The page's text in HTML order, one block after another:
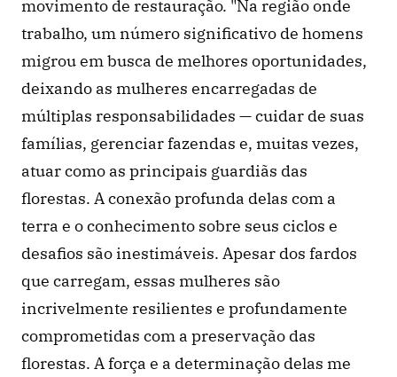
movimento de restauração. "Na região onde
trabalho, um número significativo de homens
migrou em busca de melhores oportunidades,
deixando as mulheres encarregadas de
múltiplas responsabilidades — cuidar de suas
famílias, gerenciar fazendas e, muitas vezes,
atuar como as principais guardiãs das
florestas. A conexão profunda delas com a
terra e o conhecimento sobre seus ciclos e
desafios são inestimáveis. Apesar dos fardos
que carregam, essas mulheres são
incrivelmente resilientes e profundamente
comprometidas com a preservação das
florestas. A força e a determinação delas me